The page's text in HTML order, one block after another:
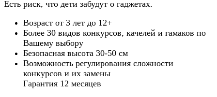
Есть риск, что дети забудут о гаджетах.
Возраст от 3 лет до 12+
Более 30 видов конкурсов, качелей и гамаков по
Вашему выбору
Безопасная высота 30-50 см
Возможность регулирования сложности
конкурсов и их замены
Гарантия 12 месяцев